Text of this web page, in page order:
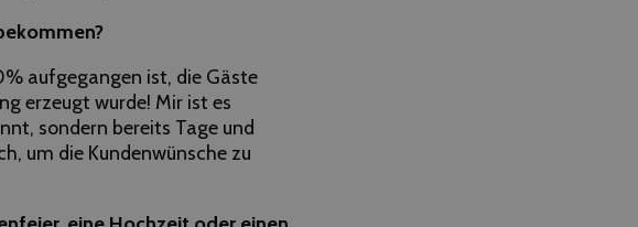
aufgegangen ist, die Gäste
erzeugt wurde! Mir ist es
sondern bereits Tage und
um die Kundenwünsche zu